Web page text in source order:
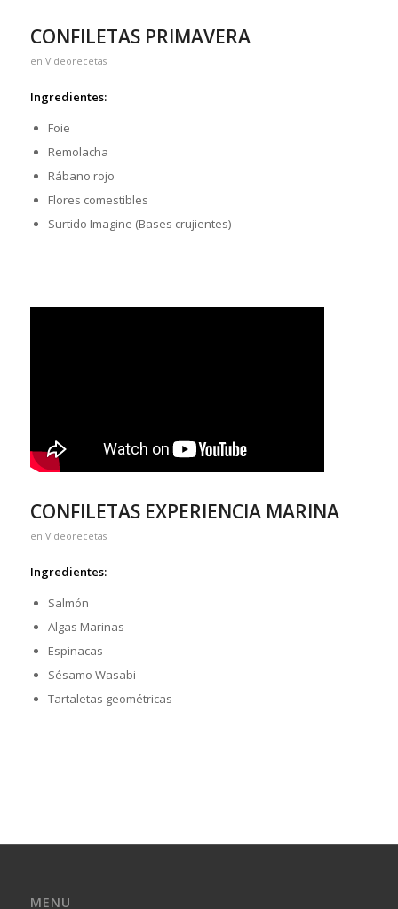
CONFILETAS PRIMAVERA
en Videorecetas
Ingredientes:
Foie
Remolacha
Rábano rojo
Flores comestibles
Surtido Imagine (Bases crujientes)
CONFILETAS EXPERIENCIA MARINA
en Videorecetas
Ingredientes:
Salmón
Algas Marinas
Espinacas
Sésamo Wasabi
Tartaletas geométricas
MENU